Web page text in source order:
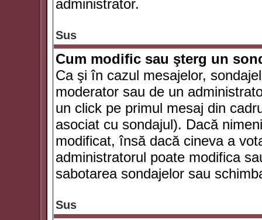
administrator.
Sus
Cum modific sau şterg un
Ca şi în cazul mesajelor,
moderator sau de un
un click pe primul mesaj din
asociat cu sondajul). Dacă
modificat, însă dacă cineva a
administratorul poate modifica
sabotarea sondajelor sau
Sus